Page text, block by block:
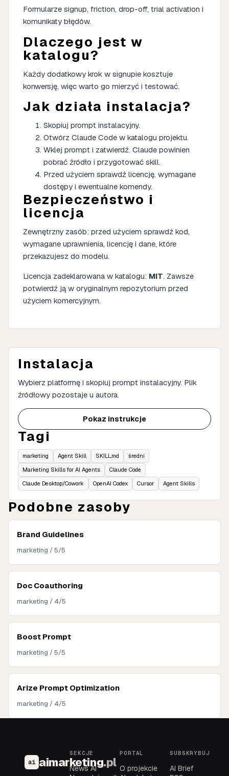
Formularze signup, friction, drop-off, trial activation i
komunikaty błędów.
Dlaczego jest w
katalogu?
Każdy dodatkowy krok w signupie kosztuje
konwersję, więc warto go mierzyć i testować.
Jak działa instalacja?
Skopiuj prompt instalacyjny.
Otwórz Claude Code w katalogu projektu.
Wklej prompt i zatwierdź. Claude powinien
pobrać źródło i przygotować skill.
Przed użyciem sprawdź licencję, wymagane
dostępy i ewentualne komendy.
Bezpieczeństwo i
licencja
Zewnętrzny zasób: przed użyciem sprawdź kod,
wymagane uprawnienia, licencję i dane, które
przekazujesz do modelu.
Licencja zadeklarowana w katalogu: MIT. Zawsze
potwierdź ją w oryginalnym repozytorium przed
użyciem komercyjnym.
Instalacja
Wybierz platformę i skopiuj prompt instalacyjny. Plik
źródłowy pozostaje u autora.
Pokaz instrukcje
Tagi
marketing Agent Skill SKILL.md
średni
Marketing Skills for AI Agents
Claude Code
Claude Desktop/Cowork
OpenAI Codex Cursor Agent Skills
Podobne zasoby
Brand Guidelines
marketing / 5/5
Doc Coauthoring
marketing / 4/5
Boost Prompt
marketing / 5/5
Arize Prompt Optimization
marketing / 4/5
ai aimarketing.pl
SEKCJE
News AI
PORTAL
O projekcie
SUBSKRYBUJ
AI Brief